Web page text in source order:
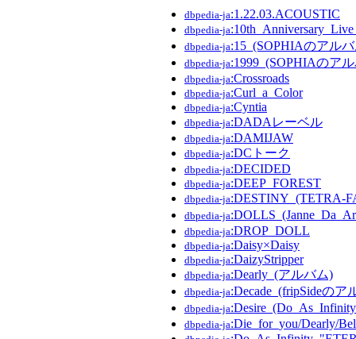
dbpedia-ja:1.22.03.ACOUSTIC
dbpedia-ja
dbpedia-ja:15_(SOPHIAのアル
dbpedia-ja:1999_(SOPHIAのア
dbpedia-ja:Crossroads
dbpedia-ja:Curl_a_Color
dbpedia-ja:Cyntia
dbpedia-ja:DADAレーベル
dbpedia-ja:DAMIJAW
dbpedia-ja:DCトーク
dbpedia-ja:DECIDED
dbpedia-ja:DEEP_FOREST
dbpedia-ja:DESTINY_(TETRA-
dbpedia-ja
dbpedia-ja:DROP_DOLL
dbpedia-ja:Daisy×Daisy
dbpedia-ja:DaizyStripper
dbpedia-ja:Dearly_(アルバム)
dbpedia-ja:Decade_(fripSideのア
dbpedia-ja
dbpedia-ja:Die_for_you/Dearly/